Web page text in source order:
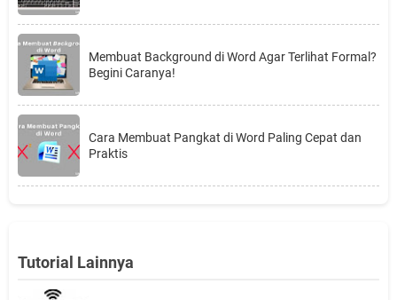
Membuat Background di Word Agar Terlihat Formal?
Begini Caranya!
Cara Membuat Pangkat di Word Paling Cepat dan
Praktis
Tutorial Lainnya